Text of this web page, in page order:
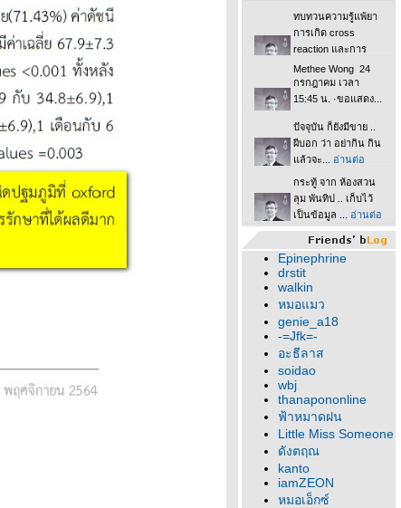
Epinephrine
drstit
walkin
หมอแมว
genie_a18
-=Jfk=-
อะธีลาส
soidao
wbj
thanapononline
ฟ้าหมาดฝน
Little Miss Someone
ดังตฤณ
kanto
iamZEON
หมอเอ็กซ์